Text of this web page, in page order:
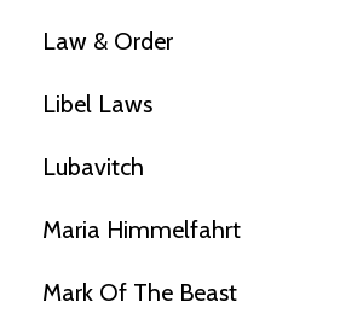
Law & Order
Libel Laws
Lubavitch
Maria Himmelfahrt
Mark Of The Beast